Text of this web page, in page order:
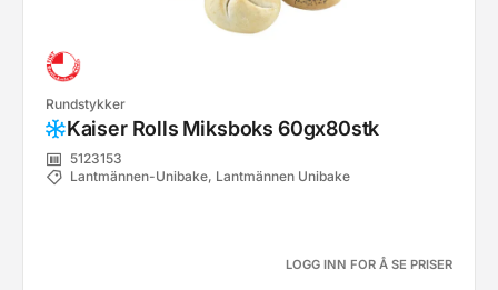
Rundstykker
Kaiser Rolls Miksboks 60gx80stk
5123153
Lantmännen-Unibake, Lantmännen Unibake
LOGG INN FOR Å SE PRISER